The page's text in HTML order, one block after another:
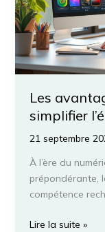
:
Une
nouvelle
ère
pour
étudiants
Les
simplifier
21 septembre
À l’ère du
prépondérante,
compétence
Les
Lire la suite »